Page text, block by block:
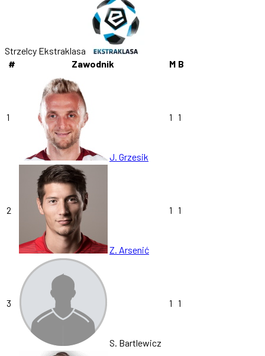
Strzelcy Ekstraklasa
#
Zawodnik M B
1
J. Grzesik
1 1
2
Z. Arsenić
1 1
3
S. Bartlewicz
1 1